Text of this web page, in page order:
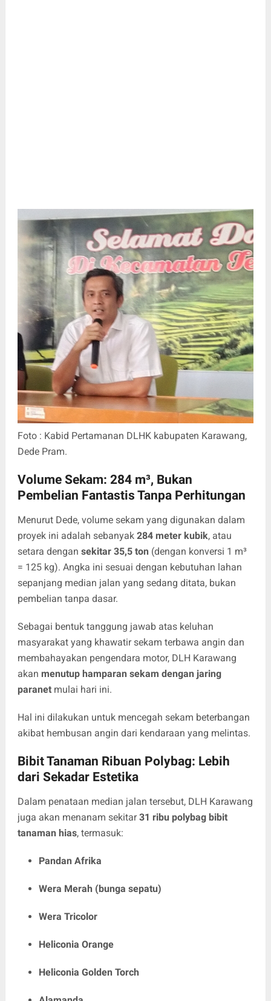
Foto : Kabid Pertamanan DLHK kabupaten Karawang,
Dede Pram.
Volume Sekam: 284 m³, Bukan
Pembelian Fantastis Tanpa Perhitungan
Menurut Dede, volume sekam yang digunakan dalam
proyek ini adalah sebanyak 284 meter kubik, atau
setara dengan sekitar 35,5 ton (dengan konversi 1 m³
= 125 kg). Angka ini sesuai dengan kebutuhan lahan
sepanjang median jalan yang sedang ditata, bukan
pembelian tanpa dasar.
Sebagai bentuk tanggung jawab atas keluhan
masyarakat yang khawatir sekam terbawa angin dan
membahayakan pengendara motor, DLH Karawang
akan menutup hamparan sekam dengan jaring
paranetmulai hari ini.
Hal ini dilakukan untuk mencegah sekam beterbangan
akibat hembusan angin dari kendaraan yang melintas.
Bibit Tanaman Ribuan Polybag: Lebih
dari Sekadar Estetika
Dalam penataan median jalan tersebut, DLH Karawang
juga akan menanam sekitar31 ribu polybag bibit
tanaman hias, termasuk:
Pandan Afrika
Wera Merah (bunga sepatu)
Wera Tricolor
Heliconia Orange
Heliconia Golden Torch